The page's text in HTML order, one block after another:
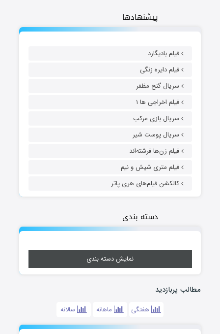
پیشنهادها
فیلم بادیگارد
فیلم دایره زنگی
سریال گنج مظفر
فیلم اخراجی ها ۱
سریال بازی مرکب
سریال پوست شیر
فیلم زن‌ها فرشته‌اند
فیلم متری شیش و نیم
کالکشن فیلم‌های هری پاتر
دسته بندی
نمایش دسته بندی
مطالب پربازدید
هفتگی ماهانه سالانه